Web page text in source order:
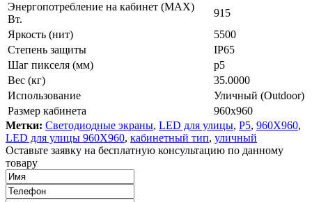
Энергопотребление на кабинет (MAX)
Вт.
915
Яркость (нит)
5500
Степень защиты
IP65
Шаг пикселя (мм)
p5
Вес (кг)
35.0000
Использование
Уличный (Outdoor)
Размер кабинета
960x960
Метки: Светодиодные экраны, LED для улицы, P5, 960X960,
LED для улицы 960X960, кабинетный тип, уличный
Оставьте заявку на бесплатную консультацию по данному
товару